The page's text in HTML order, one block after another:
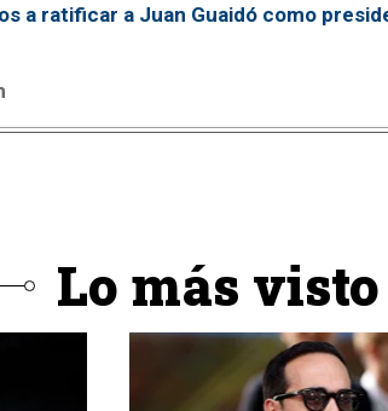
a ratificar a Juan Guaidó como
Lo más visto